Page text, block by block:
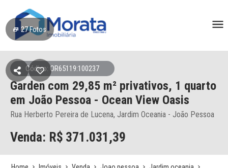
27Fotos
Código: OR65119:100237
Garden com 29,85 m² privativos, 1 quarto
em João Pessoa - Ocean View Oasis
Rua Herberto Pereira de Lucena, Jardim Oceania - João Pessoa
Venda: R$ 371.031,39